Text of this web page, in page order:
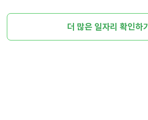
더 많은 일자리 확인하기